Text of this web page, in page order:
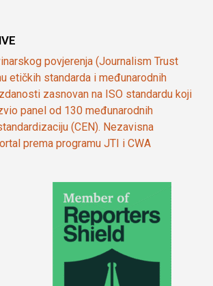
povjerenja (Journalism Trust
etičkih standarda i međunarodnih
zasnovan na ISO standardu koji
panel od 130 međunarodnih
(CEN). Nezavisna
prema programu JTI i CWA